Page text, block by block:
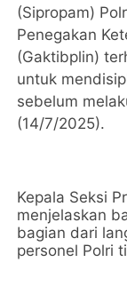
(Sipropam)
Penegakan
(Gaktibplin)
untuk
sebelum
(14/7/2025).
Kepala Seksi
menjelaskan
bagian dari
personel Polri